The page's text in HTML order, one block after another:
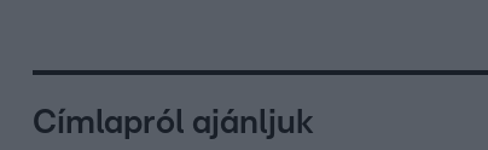
Címlapról ajánljuk